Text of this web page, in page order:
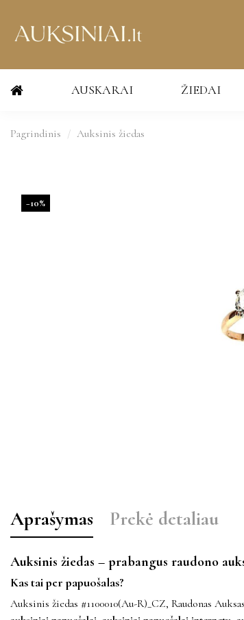
AUSKARAI ŽIEDAI
Pagrindinis Auksinis žiedas
−10%
Aprašymas Prekė detaliau
Auksinis žiedas – prabangus raudono
Kas tai per papuošalas?
Auksinis žiedas #1100010(Au-R)_CZ, Raudonas